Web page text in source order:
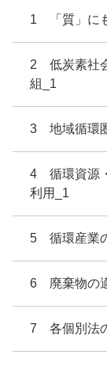
1 「質」に
2 低炭素社
組_1
3 地域循環
4 循環資源
利用_1
5 循環産業
6 廃棄物の
7 各個別法